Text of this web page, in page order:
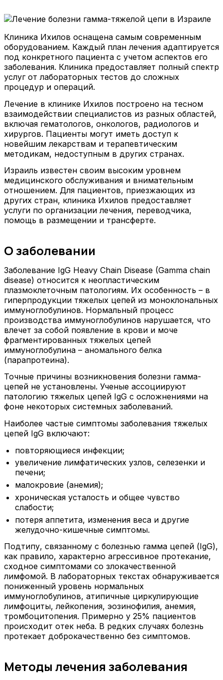
Клиника Ихилов оснащена самым современным
оборудованием. Каждый план лечения адаптируется
под конкретного пациента с учетом аспектов его
заболевания. Клиника предоставляет полный спектр
услуг от лабораторных тестов до сложных
процедур и операций.
Лечение в клинике Ихилов построено на тесном
взаимодействии специалистов из разных областей,
включая гематологов, онкологов, радиологов и
хирургов. Пациенты могут иметь доступ к
новейшим лекарствам и терапевтическим
методикам, недоступным в других странах.
Израиль известен своим высоким уровнем
медицинского обслуживания и внимательным
отношением. Для пациентов, приезжающих из
других стран, клиника Ихилов предоставляет
услуги по организации лечения, переводчика,
помощь в размещении и трансферте.
О заболевании
Заболевание IgG Heavy Chain Disease (Gamma chain
disease) относится к неопластическим
плазмоклеточным патологиям. Их особенность – в
гиперпродукции тяжелых цепей из моноклональных
иммуноглобулинов. Нормальный процесс
производства иммуноглобулинов нарушается, что
влечет за собой появление в крови и моче
фрагментированных тяжелых цепей
иммуноглобулина – аномального белка
(парапротеина).
Точные причины возникновения болезни гамма-
цепей не установлены. Ученые ассоциируют
патологию тяжелых цепей IgG с осложнениями на
фоне некоторых системных заболеваний.
Наиболее частые симптомы заболевания тяжелых
цепей IgG включают:
повторяющиеся инфекции;
увеличение лимфатических узлов, селезенки и
печени;
малокровие (анемия);
хроническая усталость и общее чувство
слабости;
потеря аппетита, изменения веса и другие
желудочно-кишечные симптомы.
Подтипу, связанному с болезнью гамма цепей (IgG),
как правило, характерно агрессивное протекание,
сходное симптомами со злокачественной
лимфомой. В лабораторных текстах обнаруживается
пониженный уровень нормальных
иммуноглобулинов, атипичные циркулирующие
лимфоциты, лейкопения, эозинофилия, анемия,
тромбоцитопения. Примерно у 25% пациентов
происходит отек неба. В редких случаях болезнь
протекает доброкачественно без симптомов.
Методы лечения заболевания